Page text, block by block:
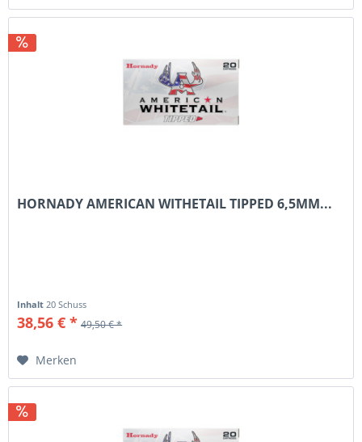
HORNADY AMERICAN WITHETAIL TIPPED 6,5MM...
Inhalt20 Schuss
38,56 € * 49,50 € *
Merken